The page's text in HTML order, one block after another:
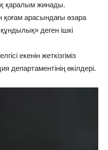
қаралым жинады.
қоғам арасындағы өзара
деген ішкі
екенін жеткізгіміз
департаментінің өкілдері.